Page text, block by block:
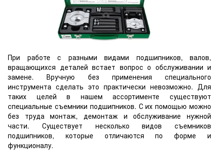
При работе с разными видами подшипников, валов,
вращающихся деталей встает вопрос о обслуживании и
замене. Вручную без применения специального
инструмента сделать это практически невозможно. Для
таких целей в нашем ассортименте существуют
специальные съемники подшипников. С их помощью можно
без труда монтаж, демонтаж и обслуживание нужной
части. Существует несколько видов съемников
подшипников, которые отличаются по форме и
функционалу.